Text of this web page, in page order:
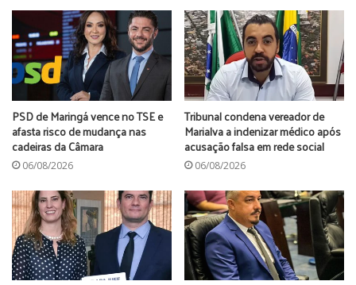
PSD de Maringá vence no TSE e
afasta risco de mudança nas
cadeiras da Câmara
06/08/2026
Tribunal condena vereador de
Marialva a indenizar médico após
acusação falsa em rede social
06/08/2026